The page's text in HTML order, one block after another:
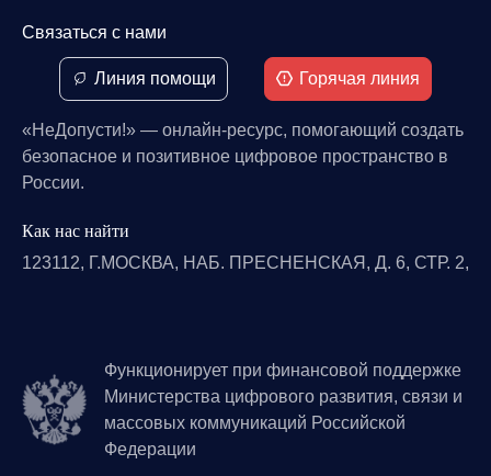
Связаться с нами
Линия помощи Горячая линия
«НеДопусти!» — онлайн-ресурс, помогающий создать
безопасное и позитивное цифровое пространство в
России.
Как нас найти
123112, Г.МОСКВА, НАБ. ПРЕСНЕНСКАЯ, Д. 6, СТР. 2,
Функционирует при финансовой поддержке
Министерства цифрового развития, связи и
массовых коммуникаций Российской
Федерации